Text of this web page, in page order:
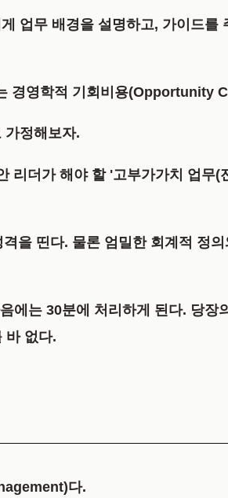
업무 배경을 설명하고, 가이드
경영학적 기회비용(Opportunity
가정해보자.
리더가 해야 할 '고부가가치 업무(
격을 띤다. 물론 엄밀한 회계적 정
는 30분에 처리하게 된다. 당
바 없다.
다.